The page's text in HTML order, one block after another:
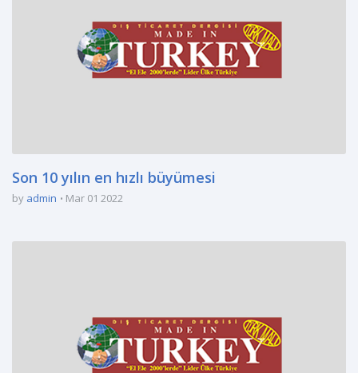
Son 10 yılın en hızlı büyümesi
by admin Mar 01 2022